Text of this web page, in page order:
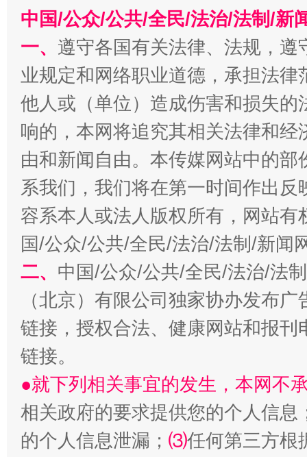
习近平的博鳌关键词
魏明亮
生
揭批美国五大"原罪" "
中国/公众/公共/全民/法治/法制/新
一、 遵守各国有关法律、法规，
业规定和网络职业道德，承担法
他人或（单位）造成伤害和损失
响的，本网将追究其相关法律和
由和新闻自由。本传媒网站中的
系我们，我们将在第一时间作出
容系本人或法人版权所有，网站
国/公众/公共/全民/法治/法制/新闻
二、 中国/公众/公共/全民/法治/法
（北京）有限公司独家协办发布
链接，授权合法、健康网站和报
链接。
●就下列相关事宜的发生，本网不
相关政府的要求提供您的个人信息
的个人信息泄漏； ⑶任何第三方根